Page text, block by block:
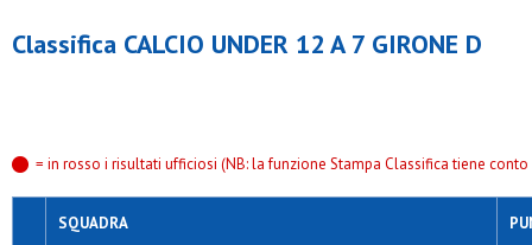
Classifica CALCIO UNDER 12 A 7 GIRONE D
= in rosso i risultati ufficiosi (NB: la funzione Stampa Classifica tiene
SQUADRA